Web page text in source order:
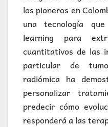
los pioneros en
una tecnología
learning para
cuantitativos de las
particular de
radiómica ha
personalizar
predecir cómo
responderá a las